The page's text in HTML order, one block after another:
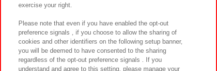
お取引先さまとともに
カスタマーハラスメント対応方針 よくあるご質問・お問い合わせ
exercise your right.
Please note that even if you have enabled the opt-out
preference signals , if you choose to allow the sharing of
cookies and other identifiers on the following setup banner,
you will be deemed to have consented to the sharing
regardless of the opt-out preference signals . If you
understand and agree to this setting, please manage your